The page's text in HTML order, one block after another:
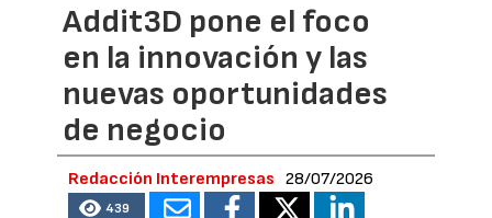
Addit3D pone el foco
en la innovación y las
nuevas oportunidades
de negocio
Redacción Interempresas 28/07/2026
439